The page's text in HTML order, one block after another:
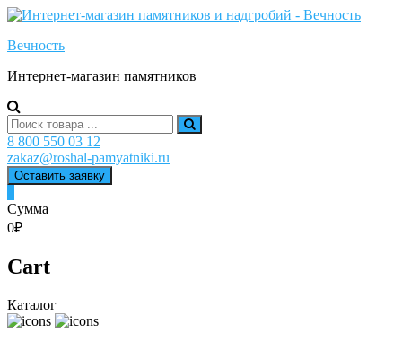
Skip
content
Вечность
Интернет-магазин памятников
Search
for:
8 800 550 03 12
zakaz@roshal-pamyatniki.ru
Оставить заявку
Сумма
0₽
Cart
Каталог